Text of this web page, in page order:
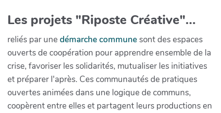
Les projets "Riposte Créative"...
reliés par unedémarche communesont des espaces
ouverts de coopération pour apprendre ensemble de la
crise, favoriser les solidarités, mutualiser les initiatives
et préparer l'après. Ces communautés de pratiques
ouvertes animées dans une logique de communs,
coopèrent entre elles et partagent leurs productions en